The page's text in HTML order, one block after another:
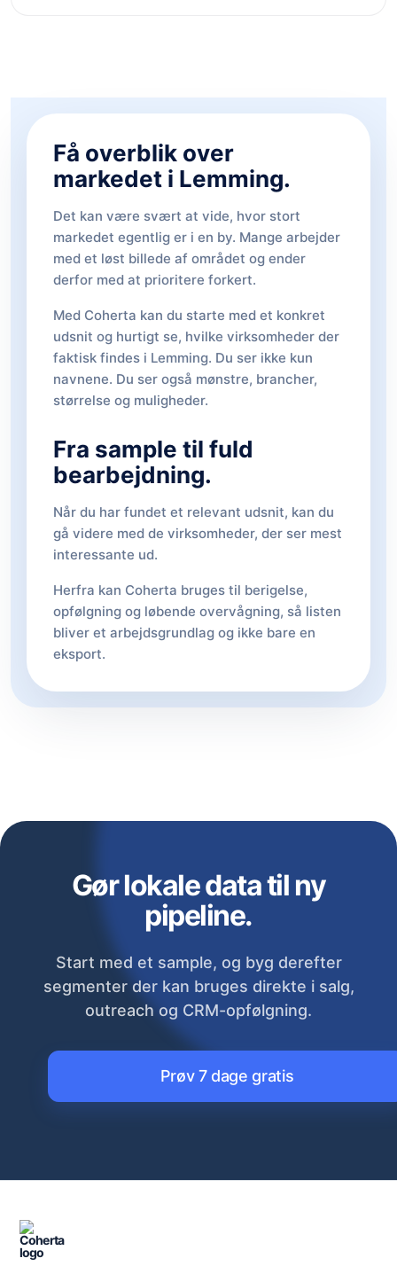
Få overblik over
markedet i Lemming.
Det kan være svært at vide, hvor stort
markedet egentlig er i en by. Mange arbejder
med et løst billede af området og ender
derfor med at prioritere forkert.
Med Coherta kan du starte med et konkret
udsnit og hurtigt se, hvilke virksomheder der
faktisk findes i Lemming. Du ser ikke kun
navnene. Du ser også mønstre, brancher,
størrelse og muligheder.
Fra sample til fuld
bearbejdning.
Når du har fundet et relevant udsnit, kan du
gå videre med de virksomheder, der ser mest
interessante ud.
Herfra kan Coherta bruges til berigelse,
opfølgning og løbende overvågning, så listen
bliver et arbejdsgrundlag og ikke bare en
eksport.
Gør lokale data til ny
pipeline.
Start med et sample, og byg derefter
segmenter der kan bruges direkte i salg,
outreach og CRM-opfølgning.
Prøv 7 dage gratis